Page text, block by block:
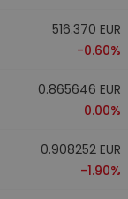
516.370 EUR
-0.60%
0.865646 EUR
0.00%
0.908252 EUR
-1.90%